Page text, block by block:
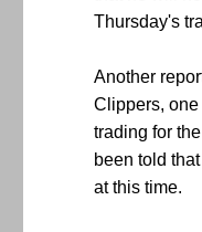
Thursday's
Another
Clippers, one
trading for
been told
at this time.